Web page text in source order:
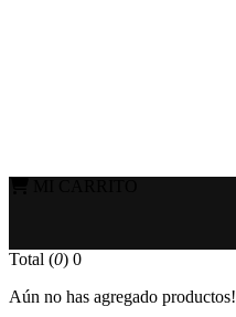
Total (0) 0
Aún no has agregado productos!